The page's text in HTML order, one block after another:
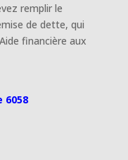
remplir le
de dette, qui
financière aux
6058